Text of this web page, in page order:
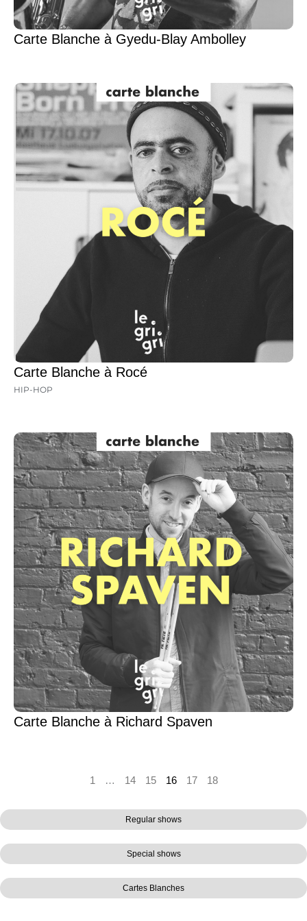
Regular shows
Special shows
Cartes Blanches
Carte Blanche à Gyedu-Blay Ambolley
Carte Blanche à Rocé
HIP-HOP
Carte Blanche à Richard Spaven
1 … 14 15 16 17 18